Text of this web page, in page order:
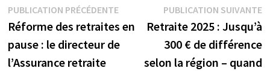
Navigation
de
l’article
PUBLICATION PRÉCÉDENTEPublication
précédente :
Réforme des retraites en
pause : le directeur de
l’Assurance retraite
PUBLICATION SUIVANTE
Retraite 2025 : Jusqu’à
300 € de différence
selon la région – quand